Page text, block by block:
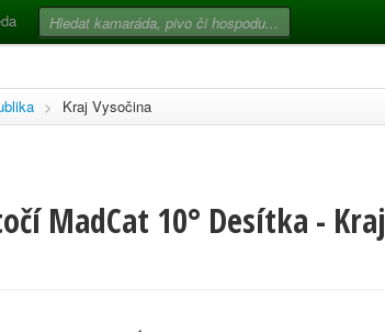
> Kraj Vysočina
MadCat 10° Desítka - Kraj